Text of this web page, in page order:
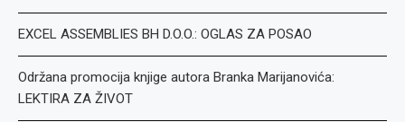
EXCEL ASSEMBLIES BH D.O.O.: OGLAS ZA POSAO
Održana promocija knjige autora Branka Marijanovića:
LEKTIRA ZA ŽIVOT